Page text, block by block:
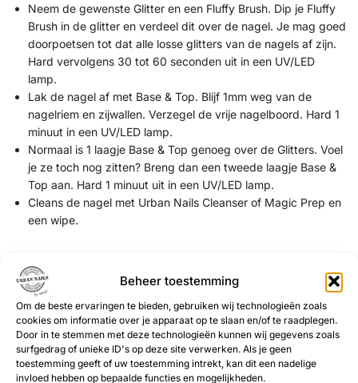
Beheer toestemming
Om de beste ervaringen te bieden, gebruiken wij technologieën zoals
cookies om informatie over je apparaat op te slaan en/of te raadplegen.
Door in te stemmen met deze technologieën kunnen wij gegevens zoals
surfgedrag of unieke ID's op deze site verwerken. Als je geen
toestemming geeft of uw toestemming intrekt, kan dit een nadelige
invloed hebben op bepaalde functies en mogelijkheden.
Neem de gewenste Glitter en een Fluffy Brush. Dip je Fluffy
Brush in de glitter en verdeel dit over de nagel. Je mag goed
doorpoetsen tot dat alle losse glitters van de nagels af zijn.
Hard vervolgens 30 tot 60 seconden uit in een UV/LED
lamp.
Lak de nagel af met Base & Top. Blijf 1mm weg van de
nagelriem en zijwallen. Verzegel de vrije nagelboord. Hard 1
minuut in een UV/LED lamp.
Normaal is 1 laagje Base & Top genoeg over de Glitters. Voel
je ze toch nog zitten? Breng dan een tweede laagje Base &
Top aan. Hard 1 minuut uit in een UV/LED lamp.
Cleans de nagel met Urban Nails Cleanser of Magic Prep en
een wipe.
Werkwijze op kunstnagels,
inpoetsen (gel of acryl)
Werk de nagel volledig af tot en met het vijlen, buffen en
stof verwijderen.
Breng de eerst laag Gel Polish aan. Hard 1 minuut uit in een
UV/LED lamp.